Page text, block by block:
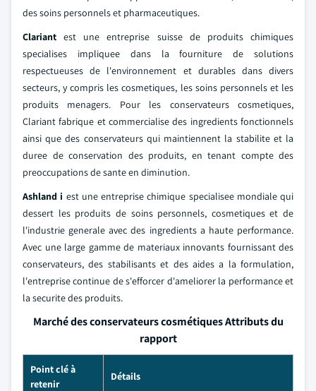
des soins personnels et pharmaceutiques.
Clariant est une entreprise suisse de produits chimiques
specialises impliquee dans la fourniture de solutions
respectueuses de l'environnement et durables dans divers
secteurs, y compris les cosmetiques, les soins personnels et les
produits menagers. Pour les conservateurs cosmetiques,
Clariant fabrique et commercialise des ingredients fonctionnels
ainsi que des conservateurs qui maintiennent la stabilite et la
duree de conservation des produits, en tenant compte des
preoccupations de sante en diminution.
Ashland i est une entreprise chimique specialisee mondiale qui
dessert les produits de soins personnels, cosmetiques et de
l'industrie generale avec des ingredients a haute performance.
Avec une large gamme de materiaux innovants fournissant des
conservateurs, des stabilisants et des aides a la formulation,
l'entreprise continue de s'efforcer d'ameliorer la performance et
la securite des produits.
Marché des conservateurs cosmétiques Attributs du
rapport
Point clé à
retenir
Détails